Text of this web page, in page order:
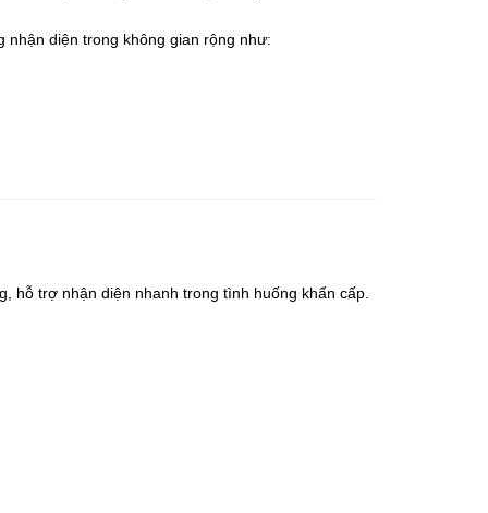
nhận diện trong không gian rộng như:
hỗ trợ nhận diện nhanh trong tình huống khẩn cấp.